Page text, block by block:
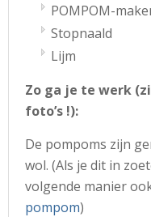
POMPOM-
Stopnaald
Lijm
Zo ga je te werk
foto’s !):
De pompoms zijn
wol. (Als je dit in
volgende manier
pompom)